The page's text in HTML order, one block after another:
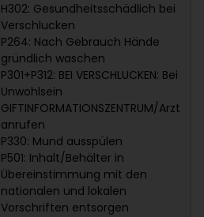
H302: Gesundheitsschädlich bei
Verschlucken
P264: Nach Gebrauch Hände
gründlich waschen
P301+P312: BEI VERSCHLUCKEN: Bei
Unwohlsein
GIFTINFORMATIONSZENTRUM/Arzt
anrufen
P330: Mund ausspülen
P501: Inhalt/Behälter in
Übereinstimmung mit den
nationalen und lokalen
Vorschriften entsorgen